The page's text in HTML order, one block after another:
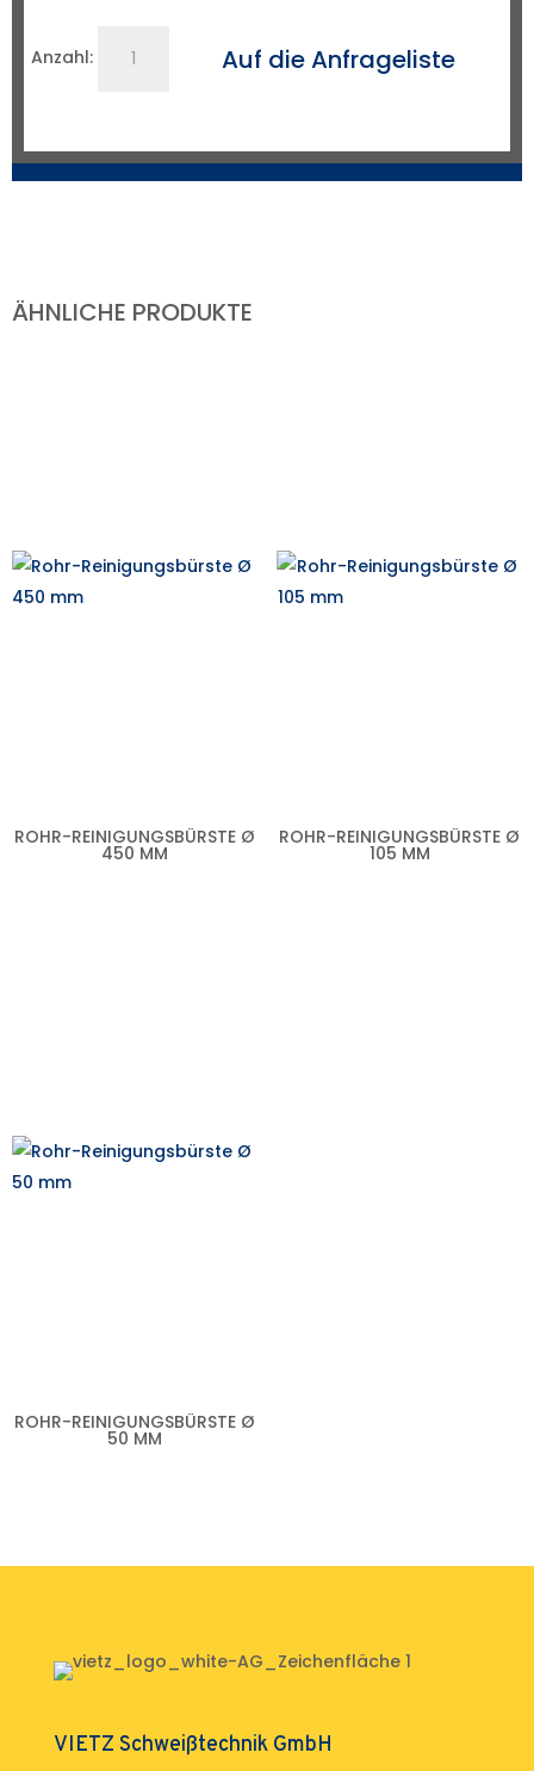
Anzahl:
Reinigungsbürste
mm
Menge
Auf die Anfrageliste
ÄHNLICHE PRODUKTE
ROHR-REINIGUNGSBÜRSTE Ø
450 MM
ROHR-REINIGUNGSBÜRSTE Ø
105 MM
ROHR-REINIGUNGSBÜRSTE Ø
50 MM
VIETZ Schweißtechnik GmbH